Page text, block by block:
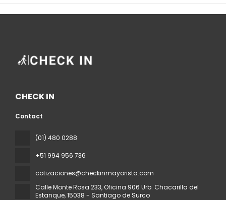
CHECK IN
Contact
(01) 480 0288
+51 994 956 736
cotizaciones@checkinmayorista.com
Calle Monte Rosa 233, Oficina 906 Urb. Chacarilla del
Estanque, 15038 - Santiago de Surco